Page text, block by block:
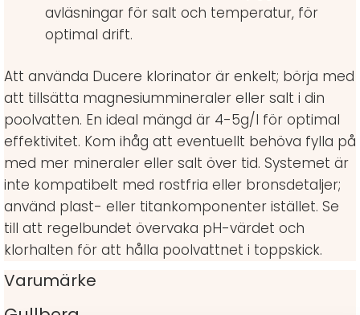
avläsningar för salt och temperatur, för
optimal drift.
Att använda Ducere klorinator är enkelt; börja med
att tillsätta magnesiummineraler eller salt i din
poolvatten. En ideal mängd är 4-5g/l för optimal
effektivitet. Kom ihåg att eventuellt behöva fylla på
med mer mineraler eller salt över tid. Systemet är
inte kompatibelt med rostfria eller bronsdetaljer;
använd plast- eller titankomponenter istället. Se
till att regelbundet övervaka pH-värdet och
klorhalten för att hålla poolvattnet i toppskick.
Varumärke